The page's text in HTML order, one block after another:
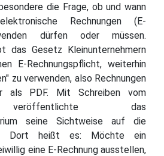
die Frage, ob und wann
Rechnungen (E-
dürfen oder müssen.
das Gesetz Kleinunternehmern
E-Rechnungspflicht, weiterhin
zu verwenden, also Rechnungen
als PDF. Mit Schreiben vom
veröffentlichte das
seine Sichtweise auf die
Dort heißt es: Möchte ein
eine E-Rechnung ausstellen,